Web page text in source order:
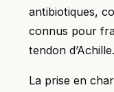
antibiotiques,
connus pour
tendon d’Achille.
La prise en